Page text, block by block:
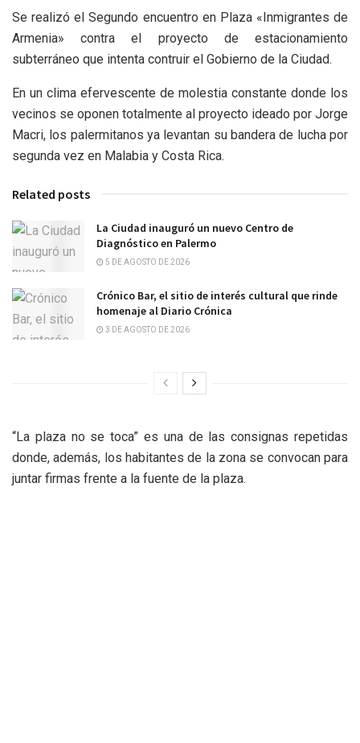
Se realizó el Segundo encuentro en Plaza «Inmigrantes de
Armenia» contra el proyecto de estacionamiento
subterráneo que intenta contruir el Gobierno de la Ciudad.
En un clima efervescente de molestia constante donde los
vecinos se oponen totalmente al proyecto ideado por Jorge
Macri, los palermitanos ya levantan su bandera de lucha por
segunda vez en Malabia y Costa Rica.
Related posts
La Ciudad inauguró un nuevo Centro de
Diagnóstico en Palermo
5 DE AGOSTO DE 2026
Crónico Bar, el sitio de interés cultural que rinde
homenaje al Diario Crónica
3 DE AGOSTO DE 2026
“La plaza no se toca” es una de las consignas repetidas
donde, además, los habitantes de la zona se convocan para
juntar firmas frente a la fuente de la plaza.